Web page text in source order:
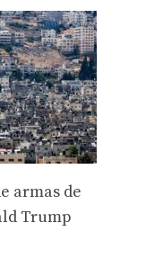
armas de
Trump